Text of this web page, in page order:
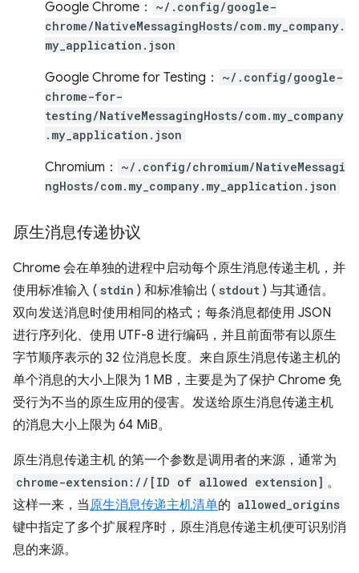
Google Chrome：
~/.config/google-
chrome/NativeMessagingHosts/com.my_company.
my_application.json
Google Chrome for Testing：
~/.config/google-
chrome-for-
testing/NativeMessagingHosts/com.my_company
.my_application.json
Chromium：
~/.config/chromium/NativeMessagi
ngHosts/com.my_company.my_application.json
原生消息传递协议
Chrome 会在单独的进程中启动每个原生消息传递主机，并
使用标准输入 ( stdin ) 和标准输出 ( stdout ) 与其通信。
双向发送消息时使用相同的格式；每条消息都使用 JSON
进行序列化、使用 UTF-8 进行编码，并且前面带有以原生
字节顺序表示的 32 位消息长度。来自原生消息传递主机的
单个消息的大小上限为 1 MB，主要是为了保护 Chrome 免
受行为不当的原生应用的侵害。发送给原生消息传递主机
的消息大小上限为 64 MiB。
原生消息传递主机 的第一个参数是调用者的来源，通常为
chrome-extension://[ID of allowed extension] 。
这样一来，当原生消息传递主机清单的 allowed_origins
键中指定了多个扩展程序时，原生消息传递主机便可识别消
息的来源。